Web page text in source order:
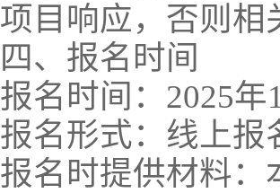
项目响应，否则相
四、报名时间
报名时间：2025
报名形式：线上报
报名时提供材料：